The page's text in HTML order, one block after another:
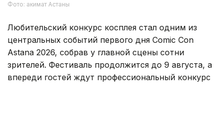
Фото: акимат Астаны
Любительский конкурс косплея стал одним из
центральных событий первого дня Comic Con
Astana 2026, собрав у главной сцены сотни
зрителей. Фестиваль продолжится до 9 августа, а
впереди гостей ждут профессиональный конкурс